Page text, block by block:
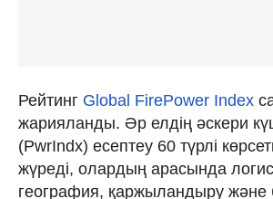
Рейтинг Global FirePower Index
жарияланды. Әр елдің әскери
(PwrIndx) есептеу 60 түрлі
жүреді, олардың арасында
география, қаржыландыру және